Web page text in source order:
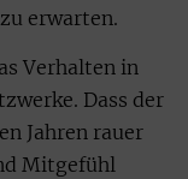
erwarten.
Verhalten in
Dass der
Jahren rauer
Mitgefühl